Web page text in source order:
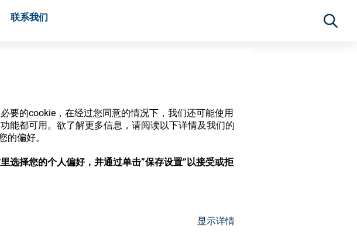
要的cookie，在经过您同意的情况下，我们还可能使用
能都可用。欲了解更多信息，请阅读以下详情及我们的
的偏好。
选择您的个人偏好，并通过单击”保存设置”以接受或拒
显示详情
联系我们
耗材